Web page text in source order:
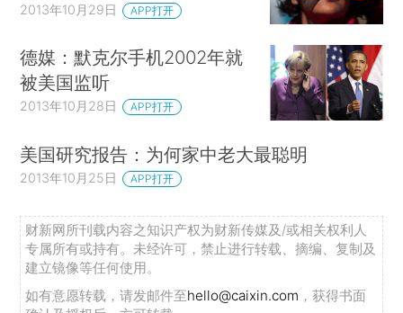
2013年10月29日 APP打开
德媒：默克尔手机2002年就
被美国监听
2013年10月28日 APP打开
美国研究报告：为何家中老大最聪明
2013年10月25日 APP打开
财新网所刊载内容之知识产权为财新传媒及/或相关权利人
专属所有或持有。未经许可，禁止进行转载、摘编、复制及
建立镜像等任何使用。
如有意愿转载，请发邮件至hello@caixin.com ，获得书面